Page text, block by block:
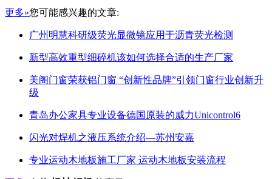
更多»您可能感兴趣的文章:
广州明慧科研级荧光显微镜应用于沥青荧光检测
新型高效重型细碎机该如何选择合适的生产厂家
美阁门窗荣获铝门窗 “创新性品牌”引领门窗行业创新升
级
青岛办公家具专业设备德国原装的威力Unicontrol6
闪光对焊机之液压系统介绍—苏州安嘉
专业运动木地板施工厂家 运动木地板安装流程